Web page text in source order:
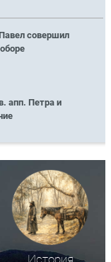
совершил
апп. Петра и